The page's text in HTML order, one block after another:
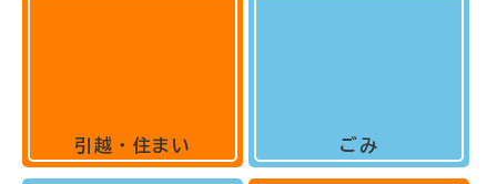
引越・住まい ごみ